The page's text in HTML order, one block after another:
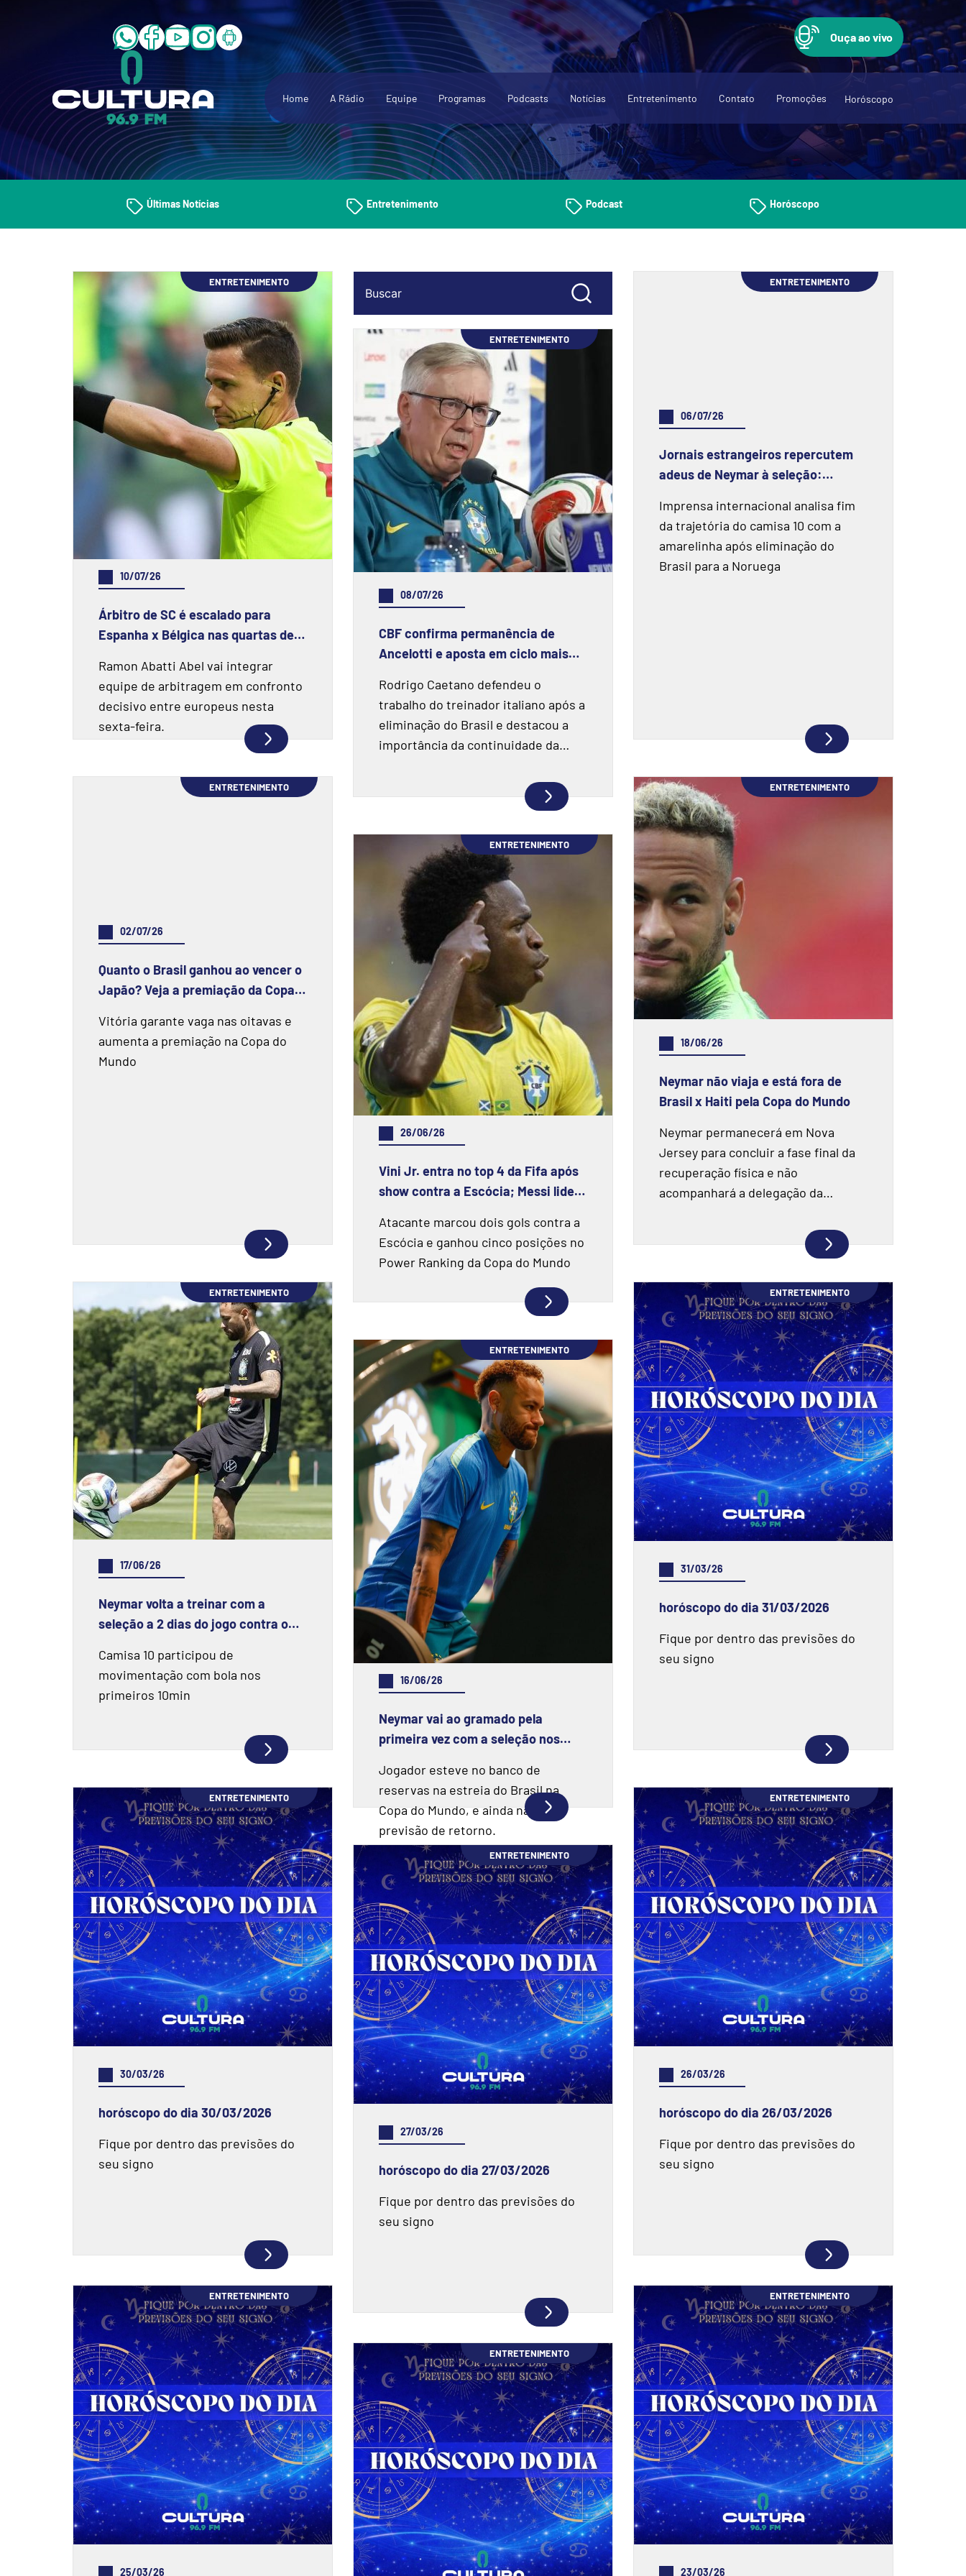
Ouça ao vivo
Home A Rádio Equipe Programas Podcasts Notícias Entretenimento Contato Promoções Horóscopo
Últimas Notícias Entretenimento Podcast Horóscopo
ENTRETENIMENTO
10/07/26
Árbitro de SC é escalado para
Espanha x Bélgica nas quartas de
Ramon Abatti Abel vai integrar
equipe de arbitragem em confronto
decisivo entre europeus nesta
sexta-feira.
ENTRETENIMENTO
08/07/26
CBF confirma permanência de
Ancelotti e aposta em ciclo mais
Rodrigo Caetano defendeu o
trabalho do treinador italiano após a
eliminação do Brasil e destacou a
importância da continuidade da
ENTRETENIMENTO
06/07/26
Jornais estrangeiros repercutem
adeus de Neymar à seleção:
Imprensa internacional analisa fim
da trajetória do camisa 10 com a
amarelinha após eliminação do
Brasil para a Noruega
ENTRETENIMENTO
02/07/26
Quanto o Brasil ganhou ao vencer o
Japão? Veja a premiação da Copa
Vitória garante vaga nas oitavas e
aumenta a premiação na Copa do
Mundo
ENTRETENIMENTO
26/06/26
Vini Jr. entra no top 4 da Fifa após
show contra a Escócia; Messi lidera
Atacante marcou dois gols contra a
Escócia e ganhou cinco posições no
Power Ranking da Copa do Mundo
ENTRETENIMENTO
18/06/26
Neymar não viaja e está fora de
Brasil x Haiti pela Copa do Mundo
Neymar permanecerá em Nova
Jersey para concluir a fase final da
recuperação física e não
acompanhará a delegação da
contra o Haiti pela Copa do Mundo
ENTRETENIMENTO
17/06/26
Neymar volta a treinar com a
seleção a 2 dias do jogo contra o
Camisa 10 participou de
movimentação com bola nos
primeiros 10min
ENTRETENIMENTO
16/06/26
Neymar vai ao gramado pela
primeira vez com a seleção nos
Jogador esteve no banco de
reservas na estreia do Brasil na
Copa do Mundo, e ainda não tem
previsão de retorno.
ENTRETENIMENTO
31/03/26
horóscopo do dia 31/03/2026
Fique por dentro das previsões do
seu signo
ENTRETENIMENTO
30/03/26
horóscopo do dia 30/03/2026
Fique por dentro das previsões do
seu signo
ENTRETENIMENTO
27/03/26
horóscopo do dia 27/03/2026
Fique por dentro das previsões do
seu signo
ENTRETENIMENTO
26/03/26
horóscopo do dia 26/03/2026
Fique por dentro das previsões do
seu signo
ENTRETENIMENTO
25/03/26
ENTRETENIMENTO
ENTRETENIMENTO
23/03/26